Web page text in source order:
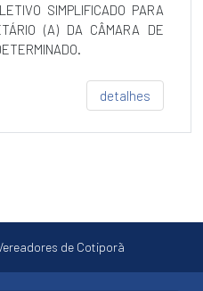
SIMPLIFICADO PARA
(A) DA CÂMARA DE
detalhes
de Cotiporã